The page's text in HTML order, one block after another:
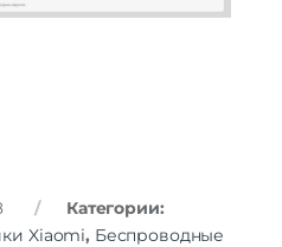
Категории:
Xiaomi, Беспроводные